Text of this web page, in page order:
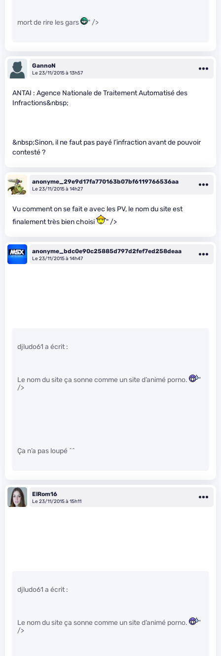
mort de rire les gars " />
GannoN
Le 23/11/2015 à 13h57
ANTAI : Agence Nationale de Traitement Automatisé des
Infractions&nbsp;
&nbsp;Sinon, il ne faut pas payé l’infraction avant de pouvoir
contesté ?
anonyme_29e9d17fa770163b07bf6119766536aa
Le 23/11/2015 à 14h27
Vu comment on se fait eavec les PV, le nom du site est
finalement très bien choisi
" />
anonyme_bdc0e90c25885d797d2fef7ed258deaa
Le 23/11/2015 à 14h47
djludo61 a écrit :
Le nom du site ça sonne comme un site d’animé porno.
"
/>
Ça n’a pas loupé ^^
ElRom16
Le 23/11/2015 à 15h11
djludo61 a écrit :
Le nom du site ça sonne comme un site d’animé porno.
"
/>